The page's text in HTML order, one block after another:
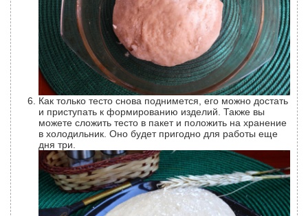
Как только тесто снова поднимется, его можно достать
и приступать к формированию изделий. Также вы
можете сложить тесто в пакет и положить на хранение
в холодильник. Оно будет пригодно для работы еще
дня три.